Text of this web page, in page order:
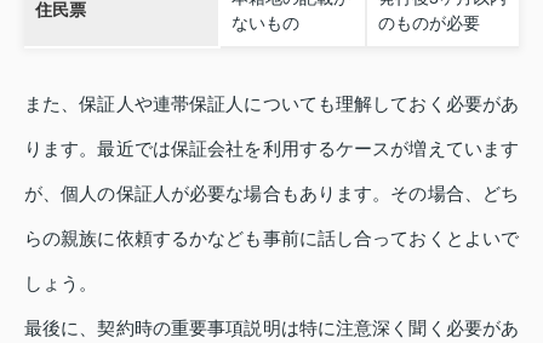
住民票
ないもの
のものが必要
また、保証人や連帯保証人についても理解しておく必要があ
ります。最近では保証会社を利用するケースが増えています
が、個人の保証人が必要な場合もあります。その場合、どち
らの親族に依頼するかなども事前に話し合っておくとよいで
しょう。
最後に、契約時の重要事項説明は特に注意深く聞く必要があ